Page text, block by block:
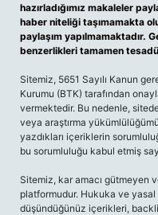
hazırladığımız makaleler
haber niteliği taşımamakta
paylaşım yapılmamaktadır.
benzerlikleri tamamen
Sitemiz, 5651 Sayılı Kanun
Kurumu (BTK) tarafından
vermektedir. Bu nedenle,
veya araştırma
yazdıkları içeriklerin
bu sorumluluğu kabul etmiş
Sitemiz, kar amacı gütmeyen
platformudur. Hukuka ve yasal
düşündüğünüz içerikleri,